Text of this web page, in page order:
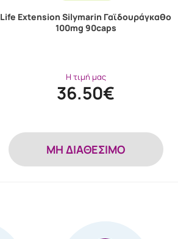
Life Extension Silymarin Γαϊδουράγκαθο
100mg 90caps
Η τιμή μας
36.50€
MH ΔΙΑΘΕΣΙΜΟ